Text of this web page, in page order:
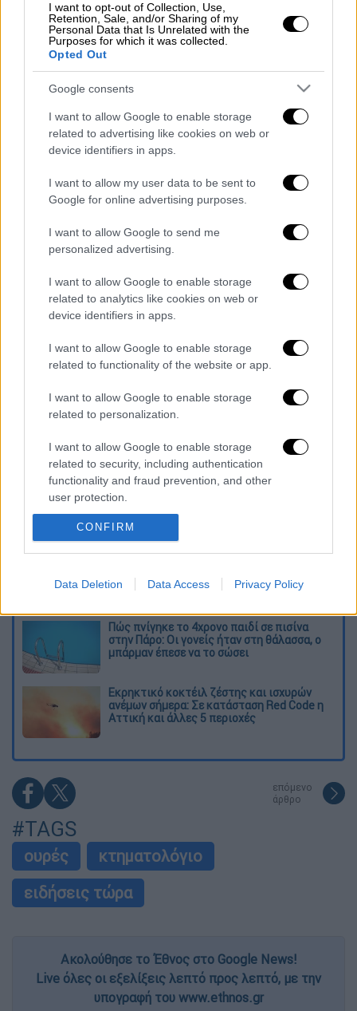
I want to opt-out of Collection, Use,
Retention, Sale, and/or Sharing of my
Personal Data that Is Unrelated with the
Purposes for which it was collected.
Opted Out
Google consents
I want to allow Google to enable storage
related to advertising like cookies on web or
device identifiers in apps.
I want to allow my user data to be sent to
Google for online advertising purposes.
I want to allow Google to send me
personalized advertising.
I want to allow Google to enable storage
related to analytics like cookies on web or
device identifiers in apps.
I want to allow Google to enable storage
related to functionality of the website or app.
I want to allow Google to enable storage
related to personalization.
I want to allow Google to enable storage
related to security, including authentication
functionality and fraud prevention, and other
user protection.
CONFIRM
Data Deletion Data Access Privacy Policy
Σύμφωνα με τον ΣΚΑΪ, απλά για να εκδώσει
κάποιος ένα απλό πιστοποιητικό
να μπει σε λίστα αναμονής, η οποία φτάνει
ακόμα και τις12 ώρες!
Το πρωί υπάλληλος τουΚτηματολογίου
παίρνει το χαρτί με τη λίστα των ονομάτων
χαρτάκια προτεραιότητας
ανάλογα με τοναριθμό του συμβολαίου
Διαβάστε ακόμη
Από το Μίσιγκαν στον Λευκό Οίκο: Τι
για τους Δημοκρατικούς
πλησίαζε τα 75 όταν τον αντάμωσε η δόξα –
Εκείνος που άλλαξε την πορεία της
Πώς πνίγηκε το 4χρονο παιδί σε πισίνα
στην Πάρο: Οι γονείς ήταν στη θάλασσα, ο
μπάρμαν έπεσε να το σώσει
Εκρηκτικό κοκτέιλ ζέστης και ισχυρών
ανέμων σήμερα: Σε κατάσταση Red Code η
Αττική και άλλες 5 περιοχές
επόμενο
άρθρο
#TAGS
ουρές
κτηματολόγιο
ειδήσεις τώρα
Ακολούθησε το Έθνος στο Google News!
Live όλες οι εξελίξεις λεπτό προς λεπτό, με την
υπογραφή του www.ethnos.gr